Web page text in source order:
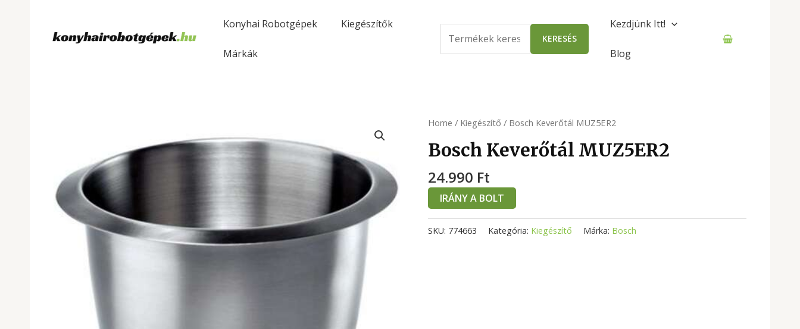
content
Konyhai Robotgépek Kiegészítők
Márkák
for:
KERESÉS
Kezdjünk Itt!
Blog
Home / Kiegészítő / Bosch Keverőtál MUZ5ER2
Bosch Keverőtál MUZ5ER2
24.990 Ft
IRÁNY A BOLT
SKU: 774663 Kategória: Kiegészítő Márka: Bosch